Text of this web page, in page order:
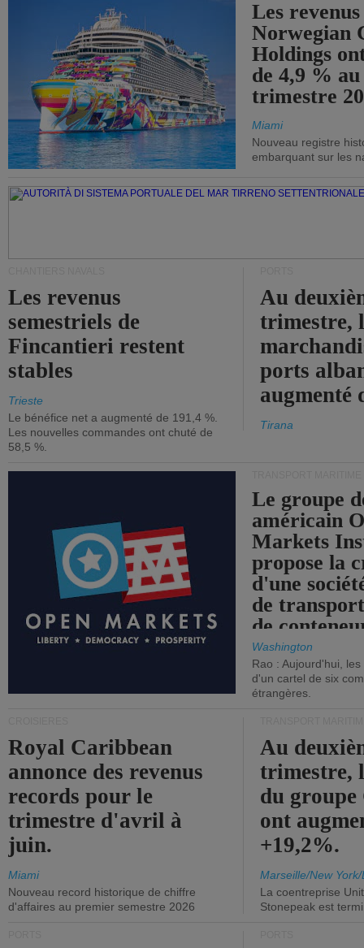
Les
Norwegian
Holdings
de 4,9 %
trimestre
Miami
Nouveau registre
embarquant sur les
Les revenus
semestriels de
Fincantieri restent
stables
Trieste
Le bénéfice net a augmenté de 191,4 %.
Les nouvelles commandes ont chuté de
58,5 %.
Au
trimestre,
ports
augmenté
Tirana
Le groupe
américain
Markets
propose la
d'une
de
de
Washington
Rao : Aujourd'hui,
d'un cartel de six
étrangères.
Royal Caribbean
annonce des revenus
records pour le
trimestre d'avril à
juin.
Miami
Nouveau record historique de chiffre
d'affaires au premier semestre 2026
Au
trimestre,
du
ont
+19,2%.
Marseille/New
La coentreprise
Stonepeak est